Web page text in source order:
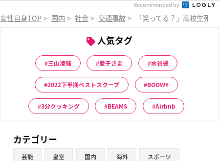
Recommended by
女性自身TOP > 国内 > 社会 > 交通事故 > 「笑ってる？」高校生死
人気タグ
三山凌輝 愛子さま 水谷豊
2022下半期ベストスクープ BOOWY
3分クッキング BEAMS Airbnb
カテゴリー
芸能 皇室 国内 海外 スポーツ